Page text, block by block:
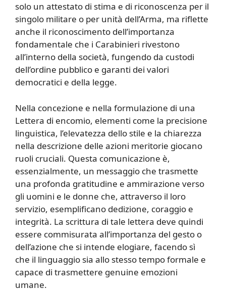
solo un attestato di stima e di riconoscenza per il
singolo militare o per unità dell’Arma, ma riflette
anche il riconoscimento dell’importanza
fondamentale che i Carabinieri rivestono
all’interno della società, fungendo da custodi
dell’ordine pubblico e garanti dei valori
democratici e della legge.
Nella concezione e nella formulazione di una
Lettera di encomio, elementi come la precisione
linguistica, l’elevatezza dello stile e la chiarezza
nella descrizione delle azioni meritorie giocano
ruoli cruciali. Questa comunicazione è,
essenzialmente, un messaggio che trasmette
una profonda gratitudine e ammirazione verso
gli uomini e le donne che, attraverso il loro
servizio, esemplificano dedizione, coraggio e
integrità. La scrittura di tale lettera deve quindi
essere commisurata all’importanza del gesto o
dell’azione che si intende elogiare, facendo sì
che il linguaggio sia allo stesso tempo formale e
capace di trasmettere genuine emozioni
umane.